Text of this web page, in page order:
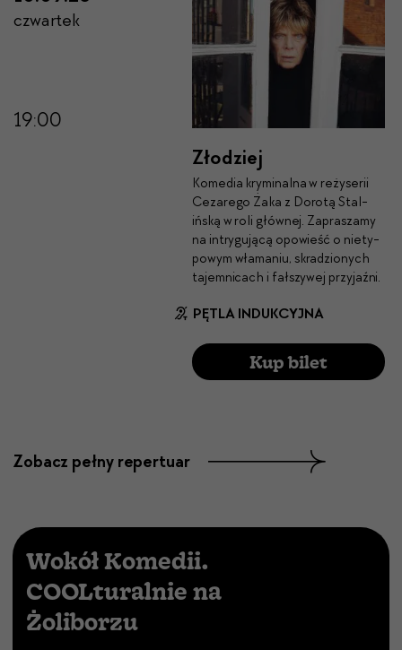
19:00
czwartek
PĘTLA INDUKCYJNA
Złodziej
Kome­dia krymi­nal­na w reży­serii
Cezarego Żaka z Dorotą Stal­
ińską w roli głównej. Zaprasza­my
na intrygu­jącą opowieść o niety­
powym wła­ma­niu, skradzionych
tajem­ni­cach i fałszy­wej przy­jaźni.
Kup bilet
Zobacz pełny repertuar
Wokół Komedii.
COOLturalnie na
Żoliborzu